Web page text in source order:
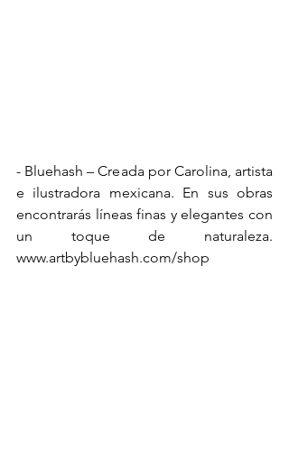
- Bluehash – Creada por Carolina, artista
e ilustradora mexicana. En sus obras
encontrarás líneas finas y elegantes con
un toque de naturaleza.
www.artbybluehash.com/shop